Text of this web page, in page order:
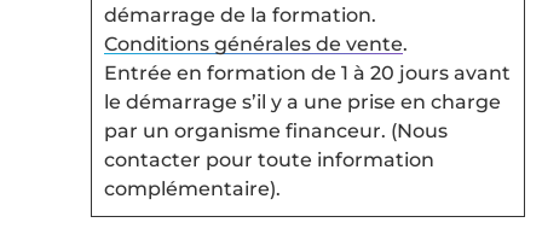
démarrage de la formation.
Conditions générales de vente.
Entrée en formation de 1 à 20 jours avant
le démarrage s’il y a une prise en charge
par un organisme financeur. (Nous
contacter pour toute information
complémentaire).